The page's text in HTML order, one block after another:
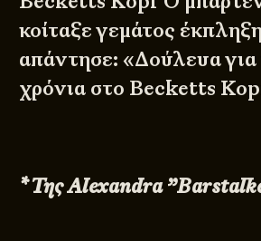
κοίταξε γεμάτος
απάντησε: «Δούλευα για
χρόνια στο Becketts
* Της Alexandra